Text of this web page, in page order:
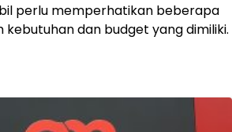
perlu memperhatikan beberapa
kebutuhan dan budget yang dimiliki.